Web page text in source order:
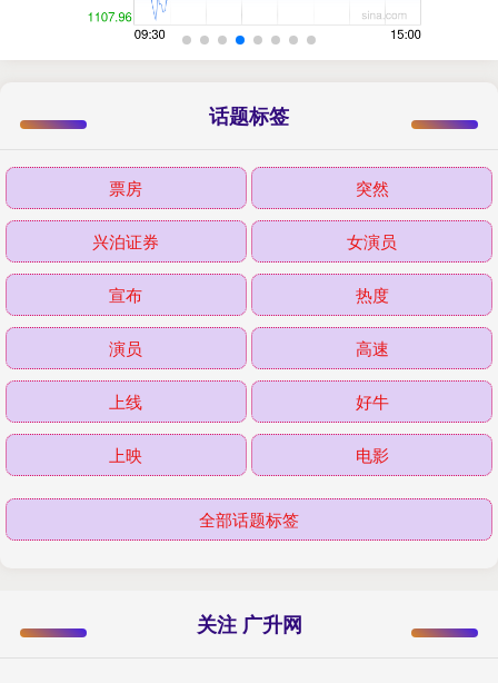
话题标签
票房 突然
兴泊证券 女演员
宣布 热度
演员 高速
上线 好牛
上映 电影
全部话题标签
关注 广升网